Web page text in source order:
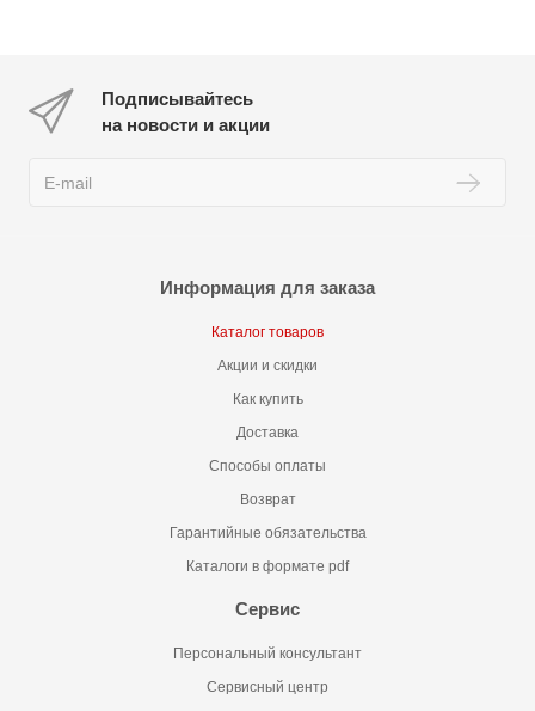
Подписывайтесь
на новости и акции
Информация для заказа
Каталог товаров
Акции и скидки
Как купить
Доставка
Способы оплаты
Возврат
Гарантийные обязательства
Каталоги в формате pdf
Сервис
Персональный консультант
Сервисный центр